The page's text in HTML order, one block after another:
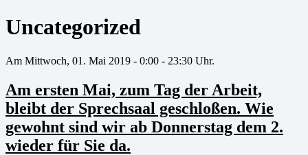
Uncategorized
Am Mittwoch, 01. Mai 2019 - 0:00 - 23:30 Uhr.
Am ersten Mai, zum Tag der Arbeit,
bleibt der Sprechsaal geschloßen. Wie
gewohnt sind wir ab Donnerstag dem 2.
wieder für Sie da.